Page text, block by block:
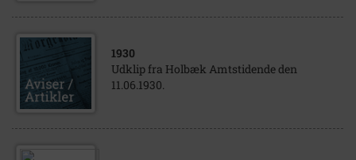
1930
Udklip fra Holbæk Amtstidende den
11.06.1930.